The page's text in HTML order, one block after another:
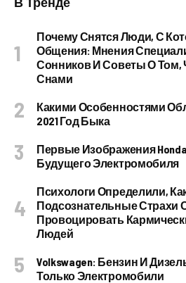
Почему Снятся Люди, С
Общения: Мнения
Сонников И Советы О Том,
Снами
Какими Особенностями
2021 Год Быка
Первые Изображения
Будущего Электромобиля
Психологи Определили,
Подсознательные Страхи
Провоцировать
Людей
Volkswagen: Бензин И
Только Электромобили